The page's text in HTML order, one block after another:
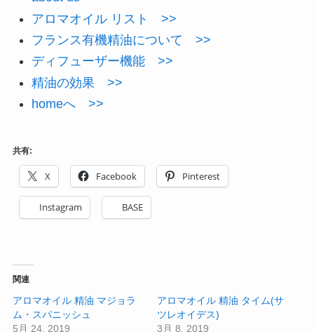
アロマオイル リスト >>
フランス有機精油について >>
ディフューザー機能 >>
精油の効果 >>
homeへ >>
共有:
X Facebook Pinterest
Instagram BASE
関連
アロマオイル 精油 マジョラ
ム・スパニッシュ
5月 24, 2019
アロマオイル 精油 タイム(サ
ツレオイデス)
3月 8, 2019